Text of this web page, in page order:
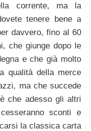
corrente, ma la
tenere bene a
davvero, fino al 60
che giunge dopo le
e che già molto
qualità della merce
ma che succede
che adesso gli altri
sconti e
la classica carta